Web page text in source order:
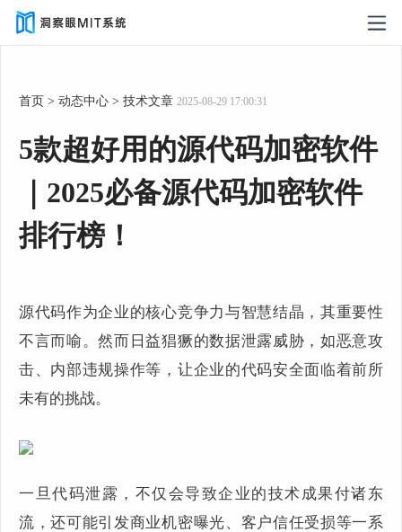
首页 > 动态中心 > 技术文章 2025-08-29 17:00:31
5款超好用的源代码加密软件
｜2025必备源代码加密软件
排行榜！
源代码作为企业的核心竞争力与智慧结晶，其重要性
不言而喻。然而日益猖獗的数据泄露威胁，如恶意攻
击、内部违规操作等，让企业的代码安全面临着前所
未有的挑战。
一旦代码泄露，不仅会导致企业的技术成果付诸东
流，还可能引发商业机密曝光、客户信任受损等一系